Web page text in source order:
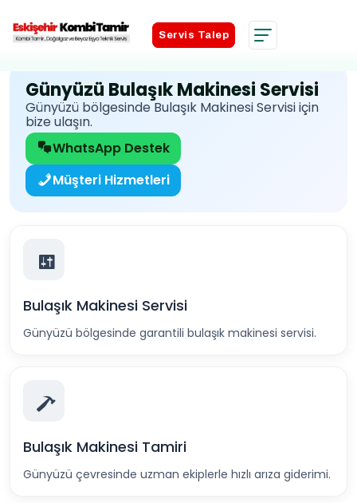
Servis Talep
Servis Talep
Günyüzü Bulaşık Makinesi Servisi
Günyüzü bölgesinde Bulaşık Makinesi Servisi için
bize ulaşın.
WhatsApp Destek
Müşteri Hizmetleri
Bulaşık Makinesi Servisi
Günyüzü bölgesinde garantili bulaşık makinesi servisi.
Bulaşık Makinesi Tamiri
Günyüzü çevresinde uzman ekiplerle hızlı arıza giderimi.